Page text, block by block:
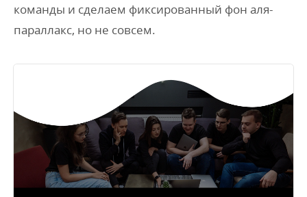
команды и сделаем фиксированный фон аля-
параллакс, но не совсем.